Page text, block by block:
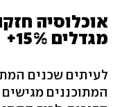
אוכלוסיה
מגדלים 15%+
לעיתים שכנים
המתוכננים